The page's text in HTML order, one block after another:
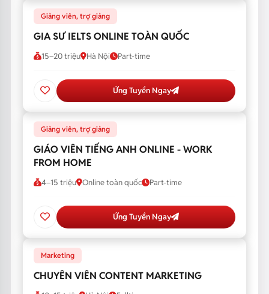
Giảng viên, trợ giảng
GIA SƯ IELTS ONLINE TOÀN QUỐC
15–20 triệu Hà Nội Part-time
Ứng Tuyển Ngay
Giảng viên, trợ giảng
GIÁO VIÊN TIẾNG ANH ONLINE - WORK
FROM HOME
4–15 triệu Online toàn quốc Part-time
Ứng Tuyển Ngay
Marketing
CHUYÊN VIÊN CONTENT MARKETING